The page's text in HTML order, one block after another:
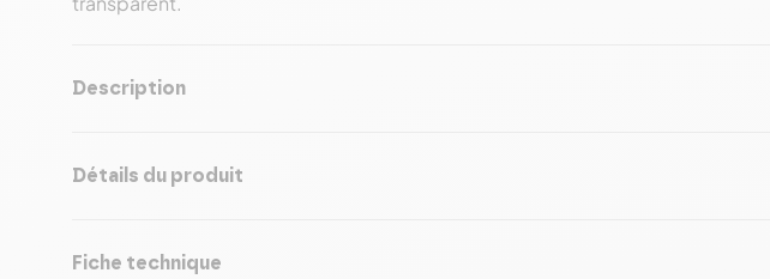
Description
Détails du produit
Fiche technique